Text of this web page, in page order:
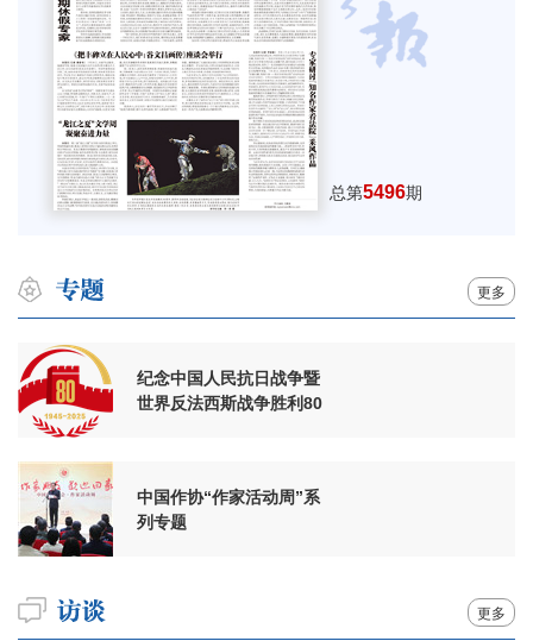
总第5496期
更多
纪念中国人民抗日战争暨
世界反法西斯战争胜利80
中国作协“作家活动周”系
列专题
更多